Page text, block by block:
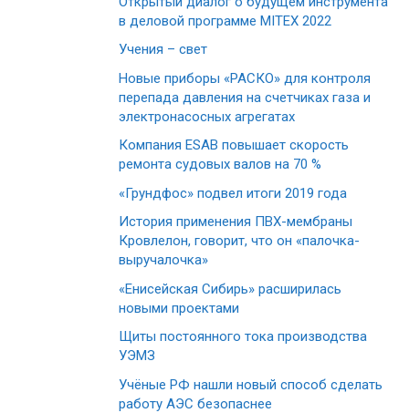
в деловой программе MITEX 2022
Учения – свет
Новые приборы «РАСКО» для контроля
перепада давления на счетчиках газа и
электронасосных агрегатах
Компания ESAB повышает скорость
ремонта судовых валов на 70 %
«Грундфос» подвел итоги 2019 года
История применения ПВХ-мембраны
Кровлелон, говорит, что он «палочка-
выручалочка»
«Енисейская Сибирь» расширилась
новыми проектами
Щиты постоянного тока производства
УЭМЗ
Учёные РФ нашли новый способ сделать
работу АЭС безопаснее